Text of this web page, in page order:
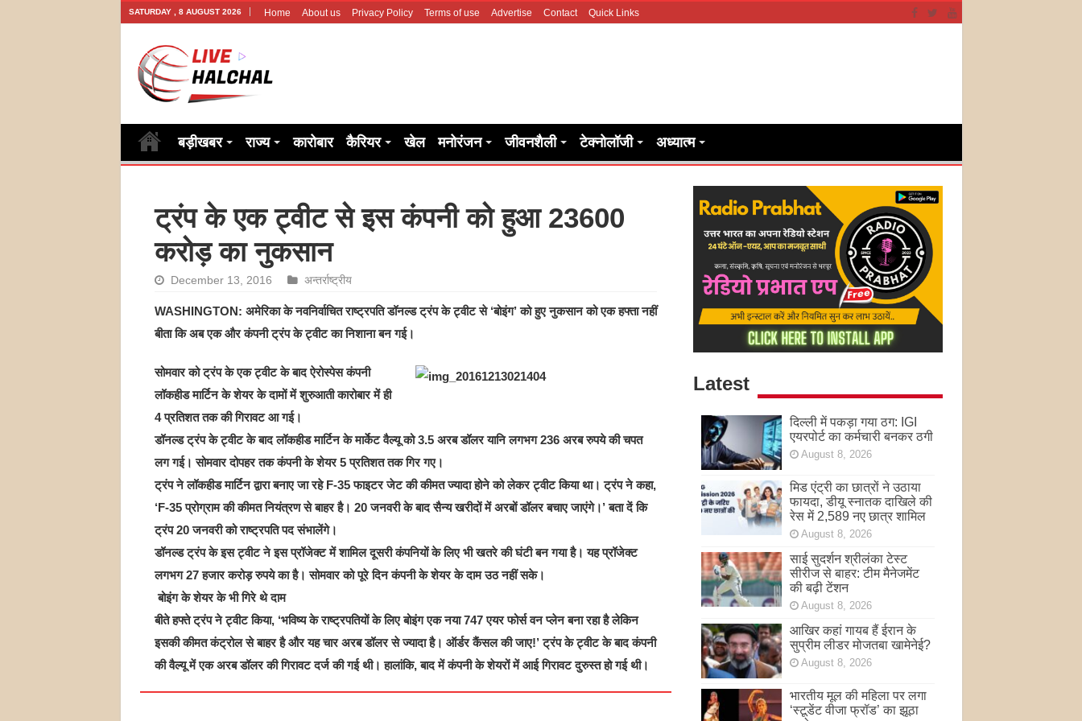
SATURDAY , 8 AUGUST 2026 Home About us Privacy Policy Terms of use Advertise Contact Quick Links
बड़ीखबर राज्य कारोबार कैरियर खेल मनोरंजन जीवनशैली टेक्नोलॉजी अध्यात्म
ट्रंप के एक ट्वीट से इस कंपनी को हुआ 23600
करोड़ का नुकसान
December 13, 2016 अन्तर्राष्ट्रीय
WASHINGTON: अमेरिका के नवनिर्वाचित राष्ट्रपति डॉनल्ड ट्रंप के ट्वीट से ‘बोइंग’ को हुए नुकसान को एक हफ्ता नहीं
बीता कि अब एक और कंपनी ट्रंप के ट्वीट का निशाना बन गई।
सोमवार को ट्रंप के एक ट्वीट के बाद ऐरोस्पेस कंपनी
लॉकहीड मार्टिन के शेयर के दामों में शुरुआती कारोबार में ही
4 प्रतिशत तक की गिरावट आ गई।
डॉनल्ड ट्रंप के ट्वीट के बाद लॉकहीड मार्टिन के मार्केट वैल्यू को 3.5 अरब डॉलर यानि लगभग 236 अरब रुपये की चपत
लग गई। सोमवार दोपहर तक कंपनी के शेयर 5 प्रतिशत तक गिर गए।
ट्रंप ने लॉकहीड मार्टिन द्वारा बनाए जा रहे F-35 फाइटर जेट की कीमत ज्यादा होने को लेकर ट्वीट किया था। ट्रंप ने कहा,
‘F-35 प्रोग्राम की कीमत नियंत्रण से बाहर है। 20 जनवरी के बाद सैन्य खरीदों में अरबों डॉलर बचाए जाएंगे।’ बता दें कि
ट्रंप 20 जनवरी को राष्ट्रपति पद संभालेंगे।
डॉनल्ड ट्रंप के इस ट्वीट ने इस प्रॉजेक्ट में शामिल दूसरी कंपनियों के लिए भी खतरे की घंटी बन गया है। यह प्रॉजेक्ट
लगभग 27 हजार करोड़ रुपये का है। सोमवार को पूरे दिन कंपनी के शेयर के दाम उठ नहीं सके।
बोइंग के शेयर के भी गिरे थे दाम
बीते हफ्ते ट्रंप ने ट्वीट किया, ‘भविष्‍य के राष्‍ट्रपतियों के लिए बोइंग एक नया 747 एयर फोर्स वन प्‍लेन बना रहा है लेकिन
इसकी कीमत कंट्रोल से बाहर है और यह चार अरब डॉलर से ज्‍यादा है। ऑर्डर कैंसल की जाए!’ ट्रंप के ट्वीट के बाद कंपनी
की वैल्यू में एक अरब डॉलर की गिरावट दर्ज की गई थी। हालांकि, बाद में कंपनी के शेयरों में आई गिरावट दुरुस्‍त हो गई थी।
Latest
दिल्ली में पकड़ा गया ठग: IGI
एयरपोर्ट का कर्मचारी बनकर ठगी
August 8, 2026
मिड एंट्री का छात्रों ने उठाया
फायदा, डीयू स्नातक दाखिले की
रेस में 2,589 नए छात्र शामिल
August 8, 2026
साई सुदर्शन श्रीलंका टेस्ट
सीरीज से बाहर: टीम मैनेजमेंट
की बढ़ी टेंशन
August 8, 2026
आखिर कहां गायब हैं ईरान के
सुप्रीम लीडर मोजतबा खामेनेई?
August 8, 2026
भारतीय मूल की महिला पर लगा
‘स्टूडेंट वीजा फ्रॉड’ का झूठा